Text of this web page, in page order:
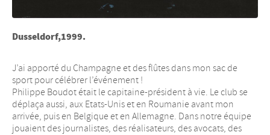
Dusseldorf,1999.
J’ai apporté du Champagne et des flûtes dans mon sac de
sport pour célébrer l’événement !
Philippe Boudot était le capitaine-président à vie. Le club se
déplaça aussi, aux Etats-Unis et en Roumanie avant mon
arrivée, puis en Belgique et en Allemagne. Dans notre équipe
jouaient des journalistes, des réalisateurs, des avocats, des